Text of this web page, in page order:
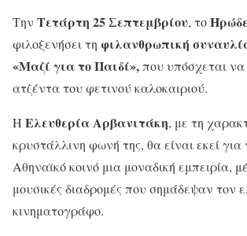
Την Τετάρτη 25 Σεπτεμβρίου, το
φιλοξενήσει τη φιλανθρωπική
«Μαζί για το Παιδί»,που υπόσχεται να
ατζέντα του φετινού καλοκαιριού.
Η Ελευθερία Αρβανιτάκη, με τη
κρυστάλλινη φωνή της, θα είναι εκεί για
Αθηναϊκό κοινό μια μοναδική εμπειρία,
μουσικές διαδρομές που σημάδεψαν τον
κινηματογράφο.